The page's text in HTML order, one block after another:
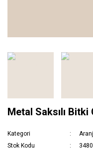
Metal Saksılı
Kategori
Stok Kodu
3480